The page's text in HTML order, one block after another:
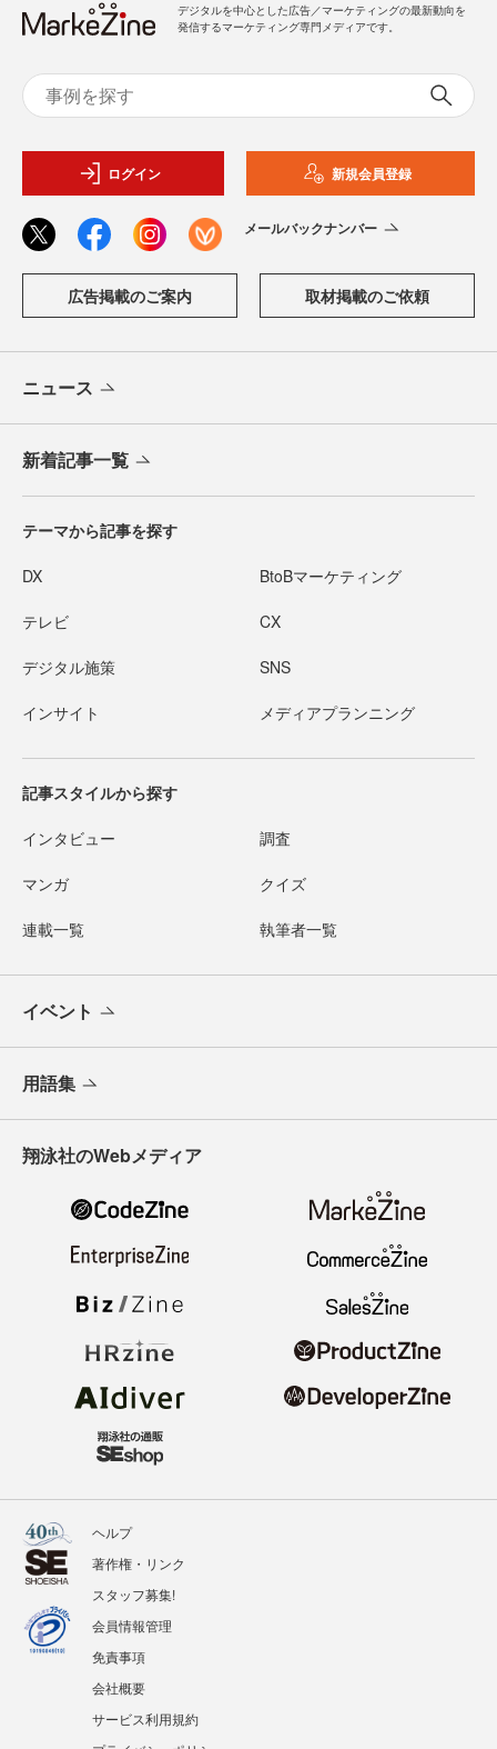
デジタルを中心とした広告／マーケティングの最新動向を
発信するマーケティング専門メディアです。
ログイン 新規会員登録
メールバックナンバー
広告掲載のご案内 取材掲載のご依頼
ニュース
新着記事一覧
テーマから記事を探す
DX BtoBマーケティング
テレビ CX
デジタル施策 SNS
インサイト メディアプランニング
記事スタイルから探す
インタビュー 調査
マンガ クイズ
連載一覧 執筆者一覧
イベント
用語集
翔泳社のWebメディア
ヘルプ
著作権・リンク
スタッフ募集!
会員情報管理
免責事項
会社概要
サービス利用規約